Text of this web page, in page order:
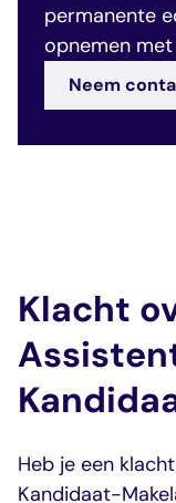
permanente
opnemen
Neem
Klacht
Heb je een
Kandidaat-